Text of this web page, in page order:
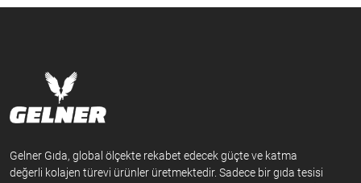
Gelner Gıda, global ölçekte rekabet edecek güçte ve katma
değerli kolajen türevi ürünler üretmektedir. Sadece bir gıda tesisi